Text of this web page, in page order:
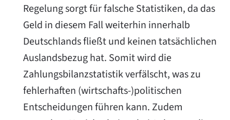
Regelung sorgt für falsche Statistiken, da das
Geld in diesem Fall weiterhin innerhalb
Deutschlands fließt und keinen tatsächlichen
Auslandsbezug hat. Somit wird die
Zahlungsbilanzstatistik verfälscht, was zu
fehlerhaften (wirtschafts-)politischen
Entscheidungen führen kann. Zudem